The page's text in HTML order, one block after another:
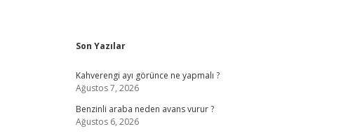
Sidebar
Son Yazılar
Kahverengi ayı görünce ne yapmalı ?
Ağustos 7, 2026
Benzinli araba neden avans vurur ?
Ağustos 6, 2026